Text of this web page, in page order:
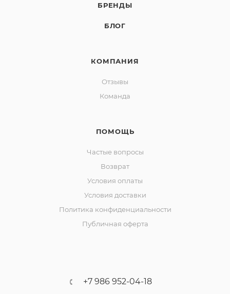
БРЕНДЫ
БЛОГ
КОМПАНИЯ
Отзывы
Команда
ПОМОЩЬ
Частые вопросы
Возврат
Условия оплаты
Условия доставки
Политика конфиденциальности
Публичная оферта
+7 986 952-04-18